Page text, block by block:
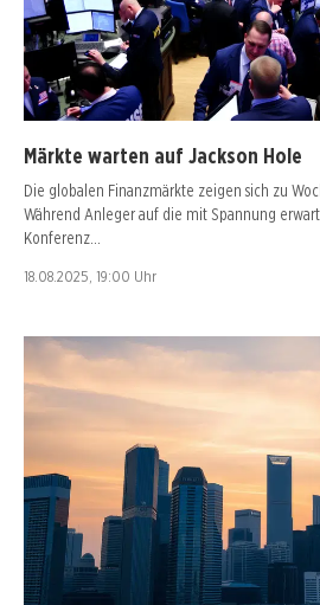
Märkte warten auf Jackson Hole
Die globalen Finanzmärkte zeigen sich zu
Während Anleger auf die mit Spannung
Konferenz…
18.08.2025, 19:00 Uhr